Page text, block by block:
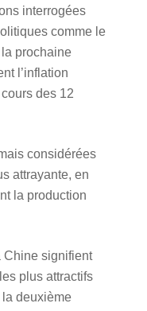
interrogées
comme le
prochaine
l’inflation
des 12
considérées
attrayante, en
la production
Chine signifient
plus attractifs
deuxième